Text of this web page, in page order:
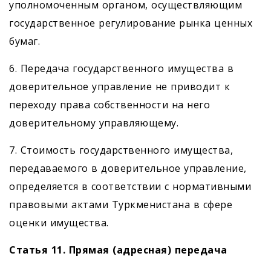
уполномоченным органом, осуществляющим
государственное регулирование рынка ценных
бумаг.
6. Передача государственного имущества в
доверительное управление не приводит к
переходу права собственности на него
доверительному управляющему.
7. Стоимость государственного имущества,
передаваемого в доверительное управление,
определяется в соответствии с нормативными
правовыми актами Туркменистана в сфере
оценки имущества.
Статья 11. Прямая (адресная) передача